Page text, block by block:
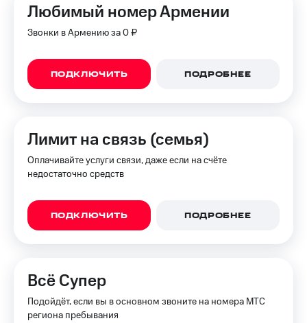
Любимый номер Армении
Звонки в Армению за 0 ₽
ПОДКЛЮЧИТЬ ПОДРОБНЕЕ
Лимит на связь (семья)
Оплачивайте услуги связи, даже если на счёте
недостаточно средств
ПОДКЛЮЧИТЬ ПОДРОБНЕЕ
Всё Супер
Подойдёт, если вы в основном звоните на номера МТС
региона пребывания